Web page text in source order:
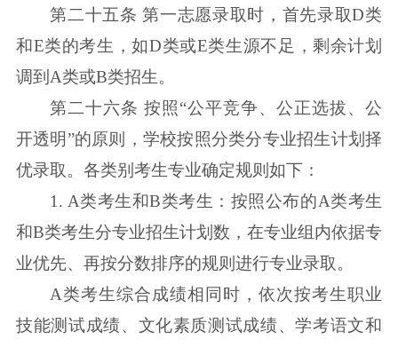
第二十五条 第一志愿录取时，首先录取D类
和E类的考生，如D类或E类生源不足，剩余计划
调到A类或B类招生。
第二十六条 按照“公平竞争、公正选拔、公
开透明”的原则，学校按照分类分专业招生计划择
优录取。各类别考生专业确定规则如下：
1. A类考生和B类考生：按照公布的A类考生
和B类考生分专业招生计划数，在专业组内依据专
业优先、再按分数排序的规则进行专业录取。
A类考生综合成绩相同时，依次按考生职业
技能测试成绩、文化素质测试成绩、学考语文和